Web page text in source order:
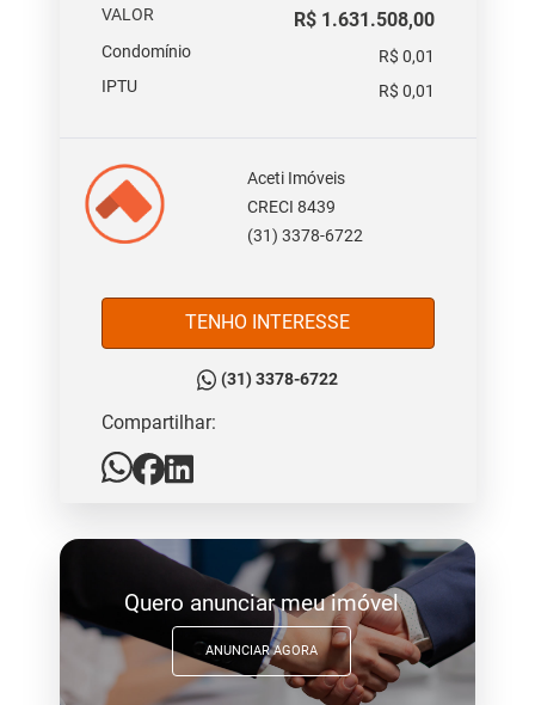
VALOR R$ 1.631.508,00
Condomínio
R$ 0,01
IPTU
R$ 0,01
Aceti Imóveis
CRECI 8439
(31) 3378-6722
TENHO INTERESSE
(31) 3378-6722
Compartilhar:
Quero anunciar meu imóvel
ANUNCIAR AGORA